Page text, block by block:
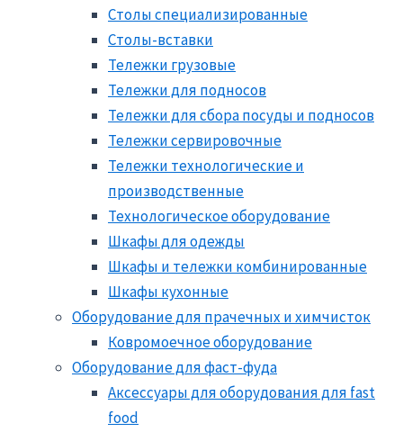
Столы специализированные
Столы-вставки
Тележки грузовые
Тележки для подносов
Тележки для сбора посуды и подносов
Тележки сервировочные
Тележки технологические и
производственные
Технологическое оборудование
Шкафы для одежды
Шкафы и тележки комбинированные
Шкафы кухонные
Оборудование для прачечных и химчисток
Ковромоечное оборудование
Оборудование для фаст-фуда
Аксессуары для оборудования для fast
food